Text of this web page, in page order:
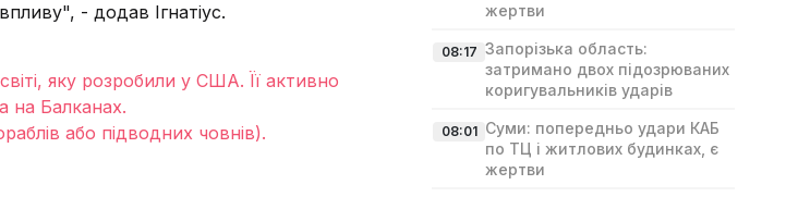
- додав Ігнатіус.
яку розробили у США. Її активно
на Балканах.
або підводних човнів).
жертви
08:17 Запорізька область:
затримано двох підозрюваних
коригувальників ударів
08:01 Суми: попередньо удари КАБ
по ТЦ і житлових будинках, є
жертви